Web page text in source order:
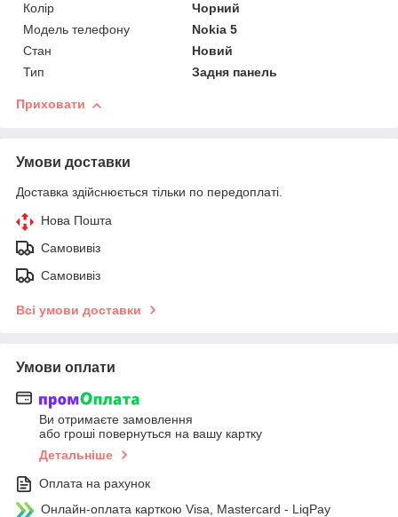
Колір
Чорний
Модель телефону
Nokia 5
Стан
Новий
Тип
Задня панель
Приховати
Умови доставки
Доставка здійснюється тільки по передоплаті.
Нова Пошта
Самовивіз
Самовивіз
Всі умови доставки
Умови оплати
Ви отримаєте замовлення
або гроші повернуться на вашу картку
Детальніше
Оплата на рахунок
Онлайн-оплата карткою Visa, Mastercard - LiqPay